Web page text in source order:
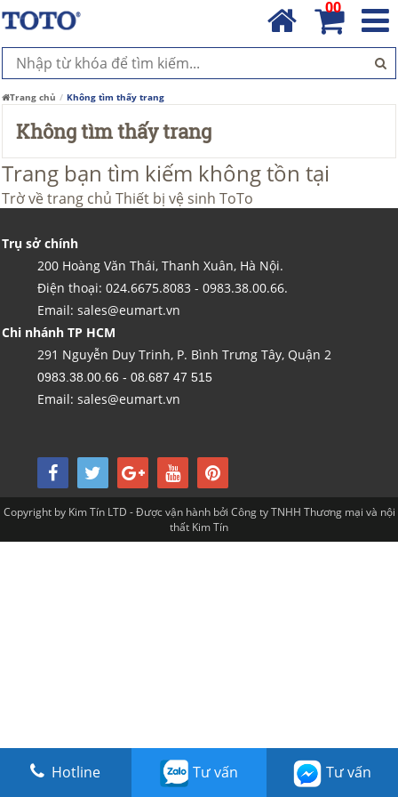
00
Trang chủ Không tìm thấy trang
Không tìm thấy trang
Trang bạn tìm kiếm không tồn tại
Trờ về trang chủ Thiết bị vệ sinh ToTo
Trụ sở chính
200 Hoàng Văn Thái, Thanh Xuân, Hà Nội.
Điện thoại: 024.6675.8083 - 0983.38.00.66.
Email: sales@eumart.vn
Chi nhánh TP HCM
291 Nguyễn Duy Trinh, P. Bình Trưng Tây, Quận 2
0983.38.00.66 - 08.687 47 515
Email: sales@eumart.vn
Hotline Tư vấn Tư vấn
Copyright by Kim Tín LTD - Được vận hành bởi Công ty TNHH Thương mại và nội
thất Kim Tín